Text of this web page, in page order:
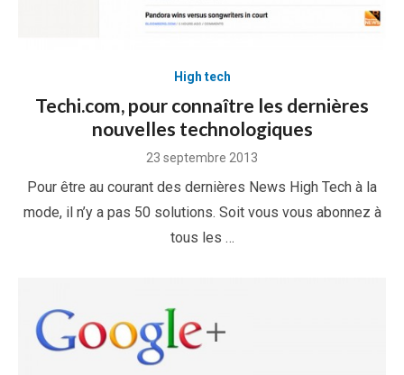
High tech
Techi.com, pour connaître les dernières
nouvelles technologiques
Posted
23 septembre 2013
Pour être au courant des dernières News High Tech à la
mode, il n’y a pas 50 solutions. Soit vous vous abonnez à
tous les …